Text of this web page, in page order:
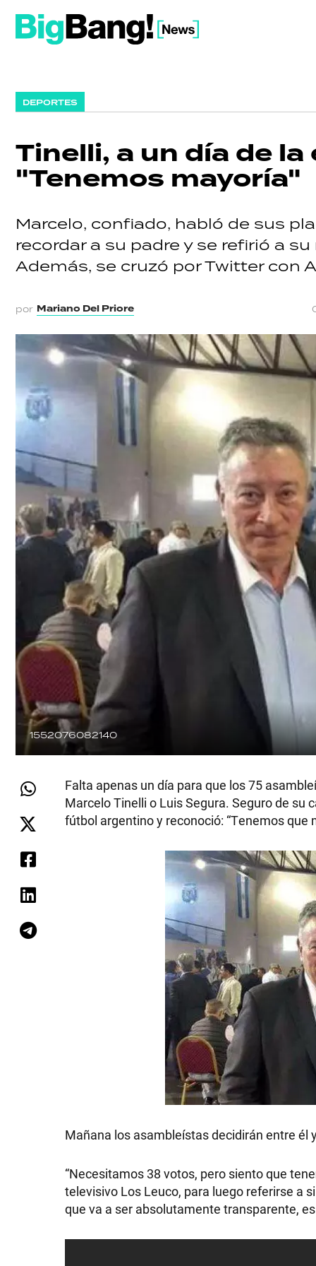
DEPORTES
Tinelli, a un día de la
"Tenemos mayoría"
Marcelo, confiado, habló de sus
recordar a su padre y se refirió a
Además, se cruzó por Twitter con
por Mariano Del Priore
1552076082140
Falta apenas un día para que los 75
Marcelo Tinelli o Luis Segura. Seguro de
fútbol argentino y reconoció: “Tenemos que
Mañana los asambleístas decidirán entre él
“Necesitamos 38 votos, pero siento que
televisivo Los Leuco, para luego referirse a
que va a ser absolutamente transparente,